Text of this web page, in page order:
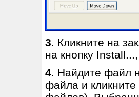
3. Кликните на
на кнопку
4. Найдите файл
файла и